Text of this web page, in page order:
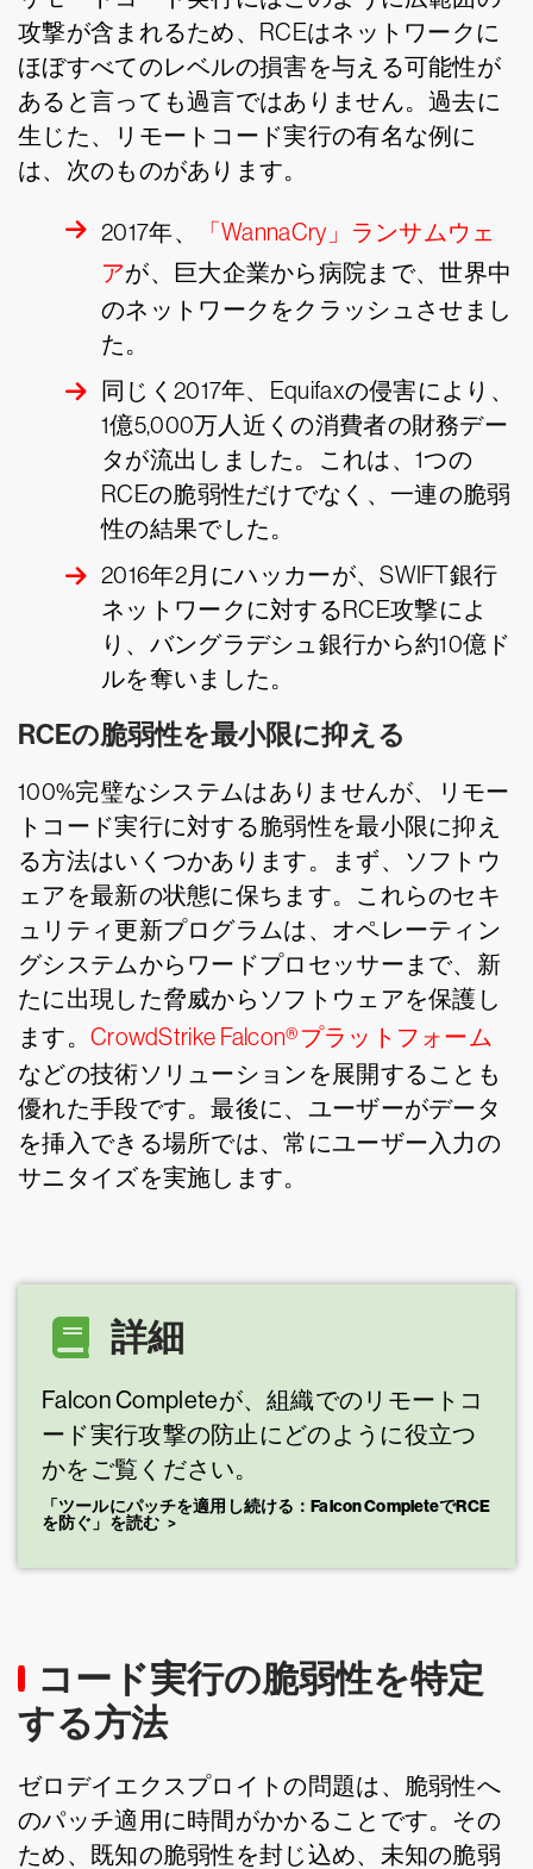
攻撃が含まれるため、RCEはネットワークに
ほぼすべてのレベルの損害を与える可能性が
あると言っても過言ではありません。過去に
生じた、リモートコード実行の有名な例に
は、次のものがあります。
2017年、
「WannaCry」ランサムウェ
アが、巨大企業から病院まで、世界中
のネットワークをクラッシュさせまし
た。
同じく2017年、Equifaxの侵害により、
1億5,000万人近くの消費者の財務デー
タが流出しました。これは、1つの
RCEの脆弱性だけでなく、一連の脆弱
性の結果でした。
2016年2月にハッカーが、SWIFT銀行
ネットワークに対するRCE攻撃によ
り、バングラデシュ銀行から約10億ド
ルを奪いました。
RCEの脆弱性を最小限に抑える
100%完璧なシステムはありませんが、リモー
トコード実行に対する脆弱性を最小限に抑え
る方法はいくつかあります。まず、ソフトウ
ェアを最新の状態に保ちます。これらのセキ
ュリティ更新プログラムは、オペレーティン
グシステムからワードプロセッサーまで、新
たに出現した脅威からソフトウェアを保護し
ます。 CrowdStrike Falcon®プラットフォーム
などの技術ソリューションを展開することも
優れた手段です。最後に、ユーザーがデータ
を挿入できる場所では、常にユーザー入力の
サニタイズを実施します。
詳細
Falcon Completeが、組織でのリモートコ
ード実行攻撃の防止にどのように役立つ
かをご覧ください。
「ツールにパッチを適用し続ける：Falcon CompleteでRCE
を防ぐ」を読む
コード実行の脆弱性を特定
する方法
ゼロデイエクスプロイトの問題は、脆弱性へ
のパッチ適用に時間がかかることです。その
ため、既知の脆弱性を封じ込め、未知の脆弱